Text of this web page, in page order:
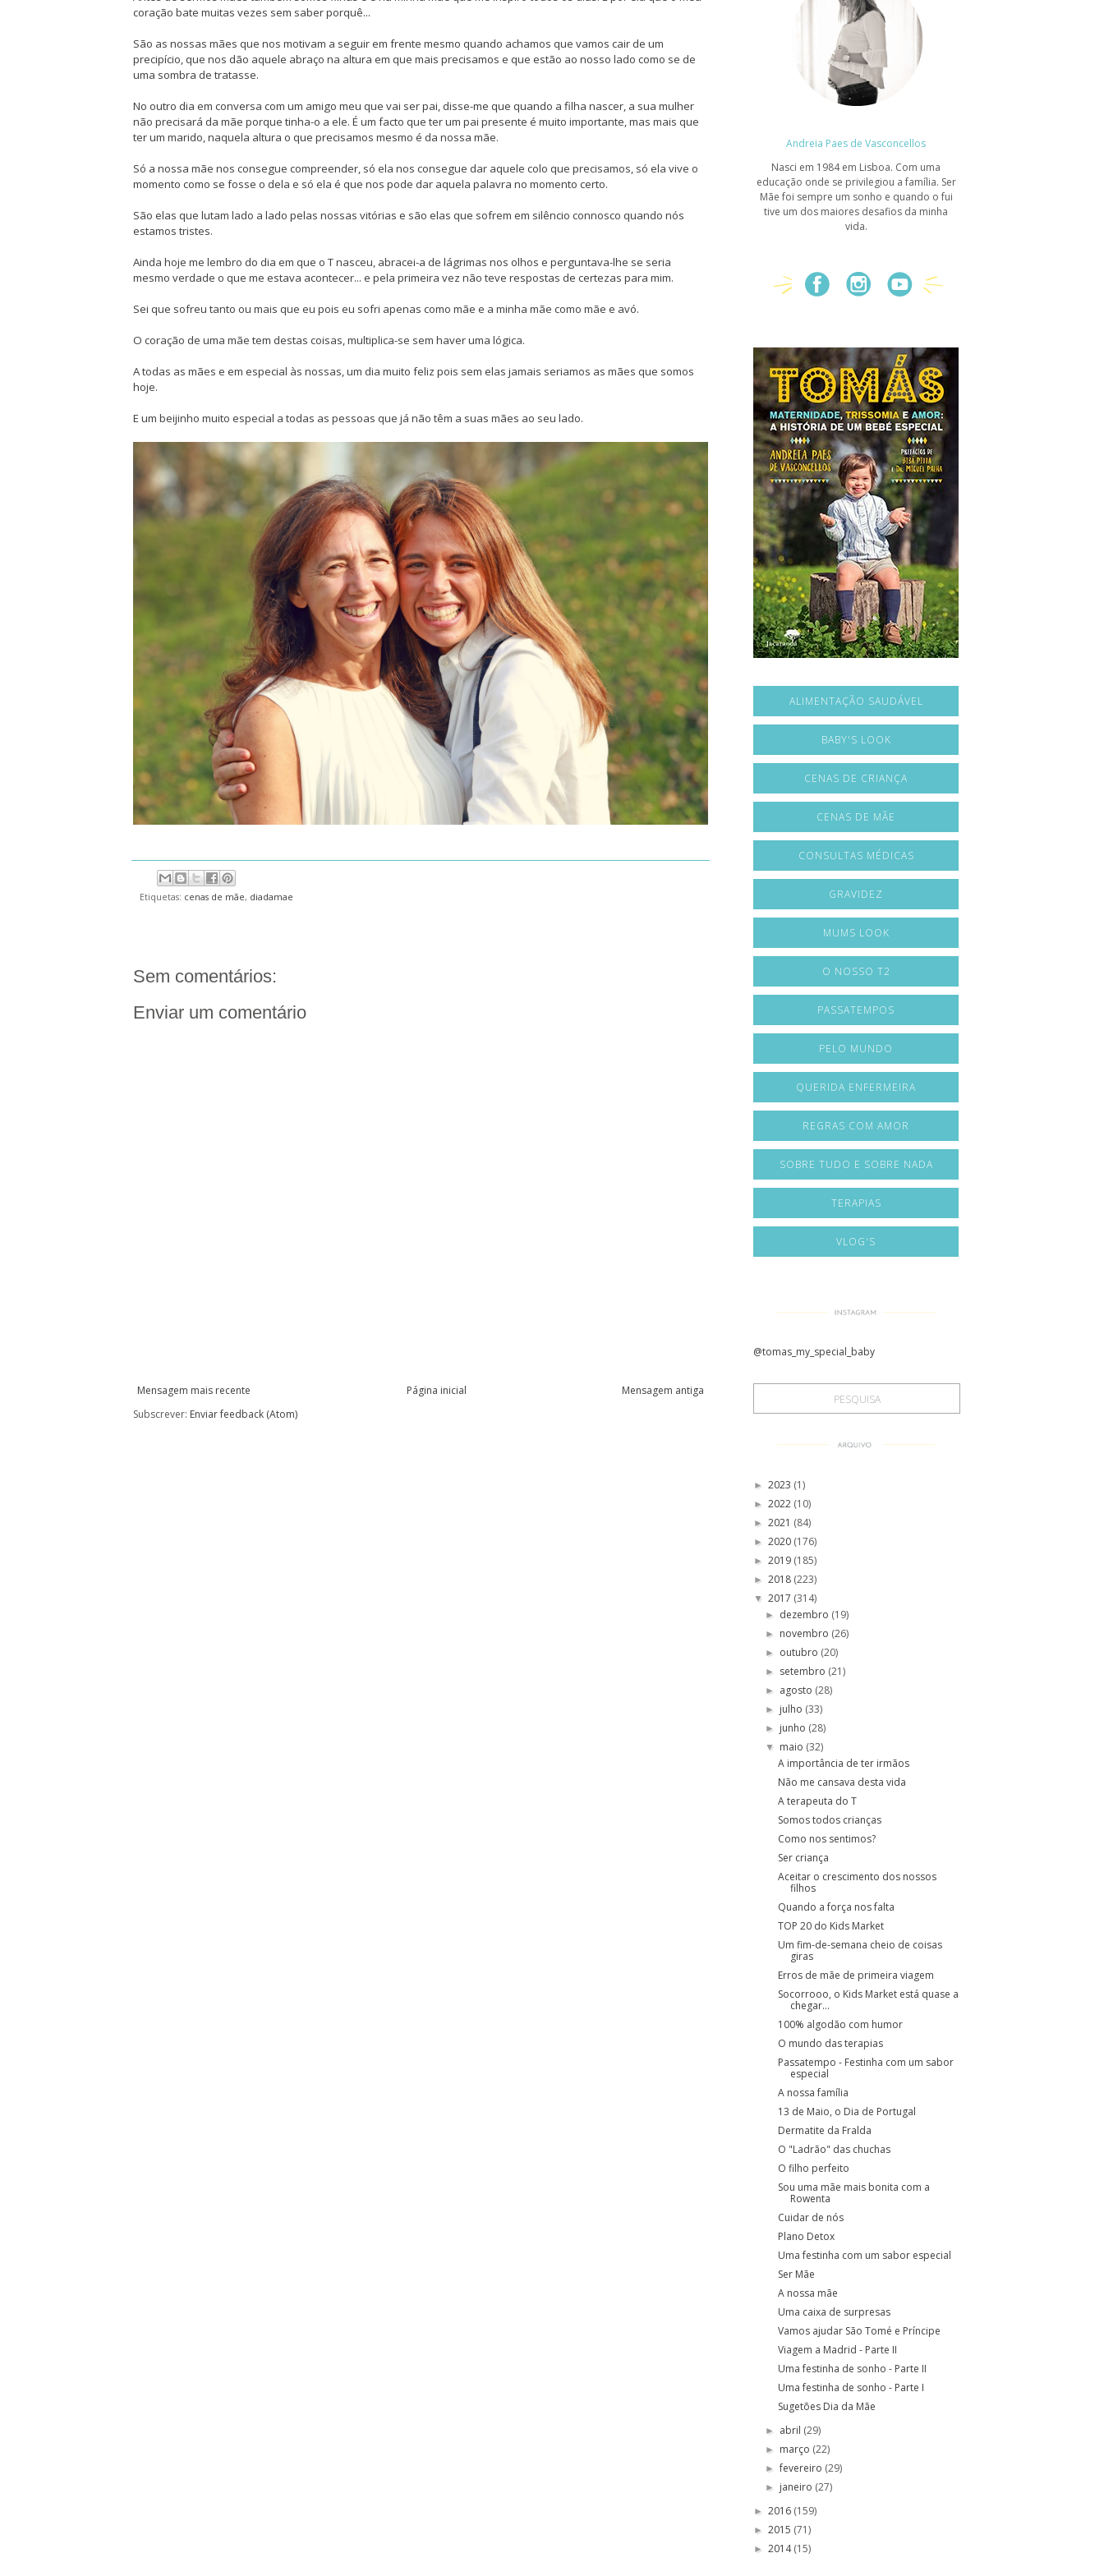
coração bate muitas vezes sem saber porquê...
São as nossas mães que nos motivam a seguir em frente mesmo quando achamos que vamos cair de um
precipício, que nos dão aquele abraço na altura em que mais precisamos e que estão ao nosso lado como se de
uma sombra de tratasse.
No outro dia em conversa com um amigo meu que vai ser pai, disse-me que quando a filha nascer, a sua mulher
não precisará da mãe porque tinha-o a ele. É um facto que ter um pai presente é muito importante, mas mais que
ter um marido, naquela altura o que precisamos mesmo é da nossa mãe.
Só a nossa mãe nos consegue compreender, só ela nos consegue dar aquele colo que precisamos, só ela vive o
momento como se fosse o dela e só ela é que nos pode dar aquela palavra no momento certo.
São elas que lutam lado a lado pelas nossas vitórias e são elas que sofrem em silêncio connosco quando nós
estamos tristes.
Ainda hoje me lembro do dia em que o T nasceu, abracei-a de lágrimas nos olhos e perguntava-lhe se seria
mesmo verdade o que me estava acontecer... e pela primeira vez não teve respostas de certezas para mim.
Sei que sofreu tanto ou mais que eu pois eu sofri apenas como mãe e a minha mãe como mãe e avó.
O coração de uma mãe tem destas coisas, multiplica-se sem haver uma lógica.
A todas as mães e em especial às nossas, um dia muito feliz pois sem elas jamais seriamos as mães que somos
hoje.
E um beijinho muito especial a todas as pessoas que já não têm a suas mães ao seu lado.
Etiquetas: cenas de mãe, diadamae
Sem comentários:
Enviar um comentário
Mensagem mais recente Mensagem antiga
Página inicial
Subscrever: Enviar feedback (Atom)
Andreia Paes de Vasconcellos
Nasci em 1984 em Lisboa. Com uma
educação onde se privilegiou a família. Ser
Mãe foi sempre um sonho e quando o fui
tive um dos maiores desafios da minha
vida.
ALIMENTAÇÃO SAUDÁVEL
BABY'S LOOK
CENAS DE CRIANÇA
CENAS DE MÃE
CONSULTAS MÉDICAS
GRAVIDEZ
MUMS LOOK
O NOSSO T2
PASSATEMPOS
PELO MUNDO
QUERIDA ENFERMEIRA
REGRAS COM AMOR
SOBRE TUDO E SOBRE NADA
TERAPIAS
VLOG'S
@tomas_my_special_baby
► 2023 (1)
► 2022 (10)
► 2021 (84)
► 2020 (176)
► 2019 (185)
► 2018 (223)
▼ 2017 (314)
► dezembro (19)
► novembro (26)
► outubro (20)
► setembro (21)
► agosto (28)
► julho (33)
► junho (28)
▼ maio (32)
A importância de ter irmãos
Não me cansava desta vida
A terapeuta do T
Somos todos crianças
Como nos sentimos?
Ser criança
Aceitar o crescimento dos nossos
filhos
Quando a força nos falta
TOP 20 do Kids Market
Um fim-de-semana cheio de coisas
giras
Erros de mãe de primeira viagem
Socorrooo, o Kids Market está quase a
chegar...
100% algodão com humor
O mundo das terapias
Passatempo - Festinha com um sabor
especial
A nossa família
13 de Maio, o Dia de Portugal
Dermatite da Fralda
O "Ladrão" das chuchas
O filho perfeito
Sou uma mãe mais bonita com a
Rowenta
Cuidar de nós
Plano Detox
Uma festinha com um sabor especial
Ser Mãe
A nossa mãe
Uma caixa de surpresas
Vamos ajudar São Tomé e Príncipe
Viagem a Madrid - Parte II
Uma festinha de sonho - Parte II
Uma festinha de sonho - Parte I
Sugetões Dia da Mãe
► abril (29)
► março (22)
►fevereiro (29)
► janeiro (27)
► 2016 (159)
► 2015 (71)
► 2014(15)